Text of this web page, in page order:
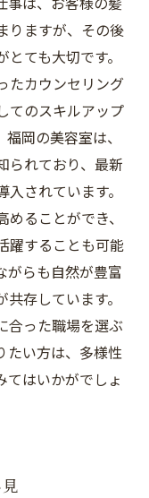
りますが、その後
ても大切です。
たカウンセリング
てのスキルアップ
岡の美容室は、
られており、最新
されています。
ることができ、
躍することも可能
がらも自然が豊富
存しています。
合った職場を選ぶ
たい方は、多様性
てはいかがでしょ